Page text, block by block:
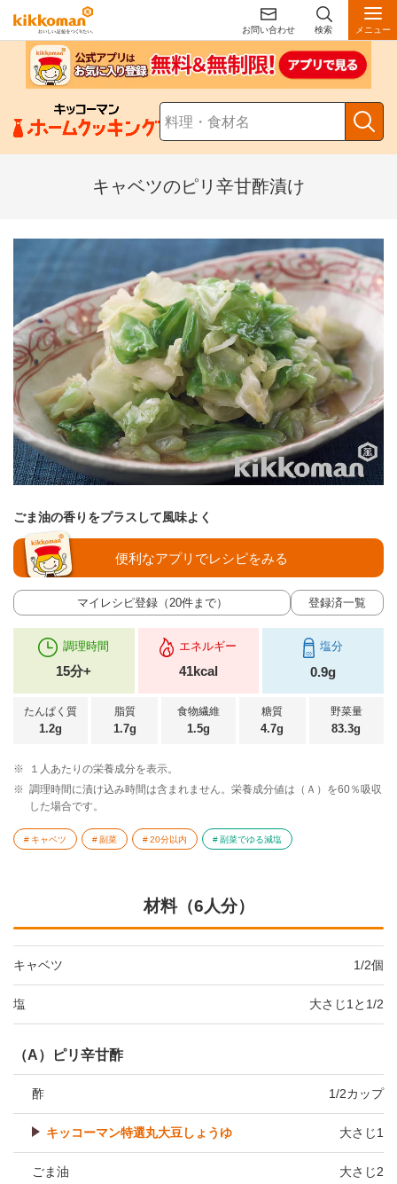
お問い合わせ 検索 メニュー
キャベツのピリ辛甘酢漬け
ごま油の香りをプラスして風味よく
マイレシピ登録（20件まで） 登録済一覧
便利なアプリでレシピをみる
調理時間
15分+
エネルギー
41kcal
塩分
0.9g
たんぱく質
1.2g
脂質
1.7g
食物繊維
1.5g
糖質
4.7g
野菜量
83.3g
※
１人あたりの栄養成分を表示。
※ 調理時間に漬け込み時間は含まれません。栄養成分値は（Ａ）を60％吸収
した場合です。
キャベツ 副菜 20分以内 副菜でゆる減塩
材料（6人分）
キャベツ 1/2個
塩 大さじ1と1/2
（A）ピリ辛甘酢
酢 1/2カップ
キッコーマン特選丸大豆しょうゆ 大さじ1
ごま油 大さじ2